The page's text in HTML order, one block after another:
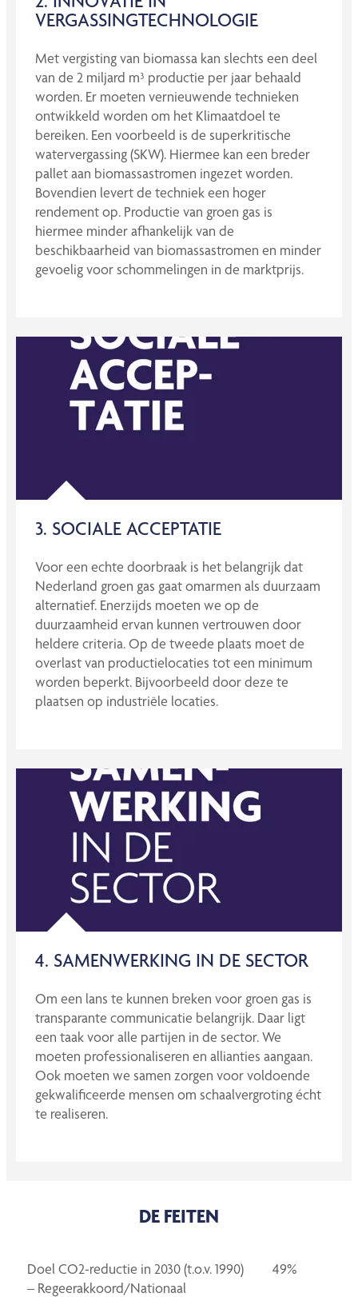
VERGASSINGTECHNOLOGIE
Met vergisting van biomassa kan slechts een deel
van de 2 miljard m³ productie per jaar behaald
worden. Er moeten vernieuwende technieken
ontwikkeld worden om het Klimaatdoel te
bereiken. Een voorbeeld is de superkritische
watervergassing (SKW). Hiermee kan een breder
pallet aan biomassastromen ingezet worden.
Bovendien levert de techniek een hoger
rendement op. Productie van groen gas is
hiermee minder afhankelijk van de
beschikbaarheid van biomassastromen en minder
gevoelig voor schommelingen in de marktprijs.
3. SOCIALE ACCEPTATIE
Voor een echte doorbraak is het belangrijk dat
Nederland groen gas gaat omarmen als duurzaam
alternatief. Enerzijds moeten we op de
duurzaamheid ervan kunnen vertrouwen door
heldere criteria. Op de tweede plaats moet de
overlast van productielocaties tot een minimum
worden beperkt. Bijvoorbeeld door deze te
plaatsen op industriële locaties.
4. SAMENWERKING IN DE SECTOR
Om een lans te kunnen breken voor groen gas is
transparante communicatie belangrijk. Daar ligt
een taak voor alle partijen in de sector. We
moeten professionaliseren en allianties aangaan.
Ook moeten we samen zorgen voor voldoende
gekwalificeerde mensen om schaalvergroting écht
te realiseren.
DE FEITEN
Doel CO2-reductie in 2030 (t.o.v. 1990)
– Regeerakkoord/Nationaal
49%